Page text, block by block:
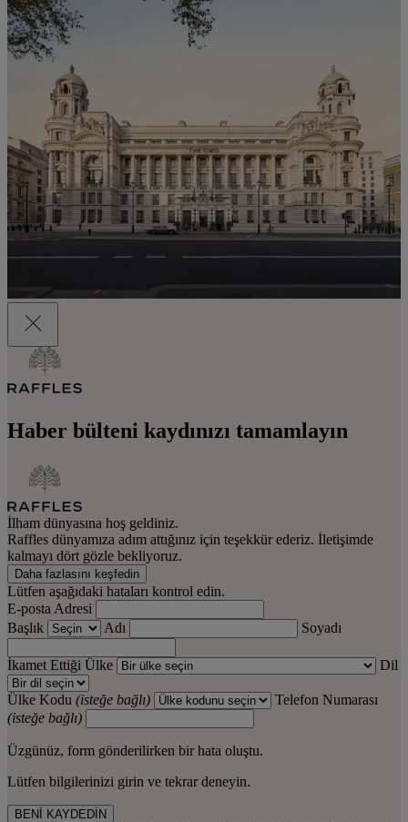
Haber bülteni kaydınızı tamamlayın
İlham dünyasına hoş geldiniz.
Raffles dünyamıza adım attığınız için teşekkür ederiz. İletişimde
kalmayı dört gözle bekliyoruz.
Daha fazlasını keşfedin
Lütfen aşağıdaki hataları kontrol edin.
E-posta Adresi
Başlık
Adı Soyadı
İkamet Ettiği Ülke Dil
Ülke Kodu (isteğe bağlı)
Telefon Numarası
(isteğe bağlı)
Üzgünüz, form gönderilirken bir hata oluştu.
Lütfen bilgilerinizi girin ve tekrar deneyin.
BENİ KAYDEDİN